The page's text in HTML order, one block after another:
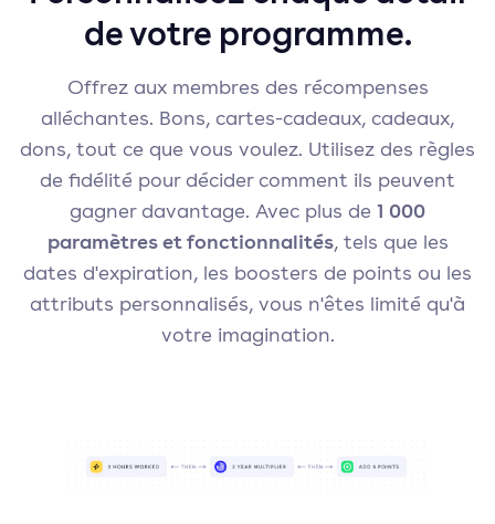
de votre programme.
Offrez aux membres des récompenses
alléchantes. Bons, cartes-cadeaux, cadeaux,
dons, tout ce que vous voulez. Utilisez des règles
de fidélité pour décider comment ils peuvent
gagner davantage. Avec plus de 1 000
paramètres et fonctionnalités, tels que les
dates d'expiration, les boosters de points ou les
attributs personnalisés, vous n'êtes limité qu'à
votre imagination.